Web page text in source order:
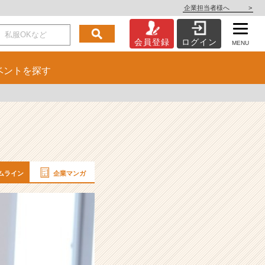
企業担当者様へ >
会員登録 ログイン MENU
ント を探す
ライン 企業マンガ